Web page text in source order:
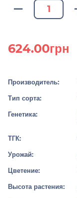
624.00грн
Производитель:
Тип сорта:
Генетика:
ТГК:
Урожай:
Цветение:
Высота растения: